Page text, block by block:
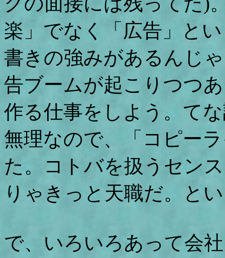
楽」でなく「広告」と
書きの強みがあるんじ
告ブームが起こりつつ
作る仕事をしよう。て
無理なので、「コピー
た。コトバを扱うセン
りゃきっと天職だ。と
で、いろいろあって会